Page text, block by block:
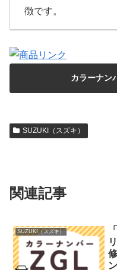
徴です。
カラーナン
SUZUKI（スズキ）
関連記事
SUZUKI（スズキ）